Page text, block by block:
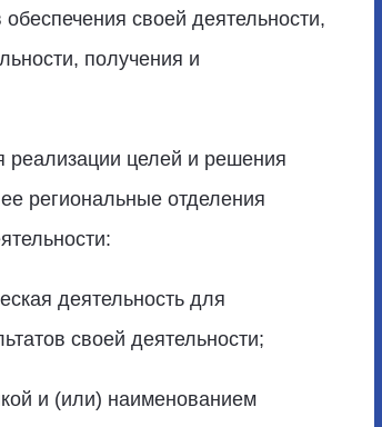
своей деятельности,
получения и
реализации целей и решения
региональные отделения
деятельность для
своей деятельности;
и (или) наименованием